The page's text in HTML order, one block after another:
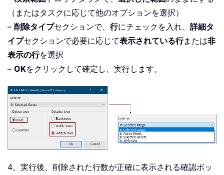
（またはタスクに応じて他のオプションを選択）
– 削除タイプセクションで、 行にチェックを入れ、 詳細タ
イプセクションで必要に応じて表示されている行または非
表示の行を選択
– OKをクリックして確定し、実行します。
4。実行後、削除された行数が正確に表示される確認ボッ